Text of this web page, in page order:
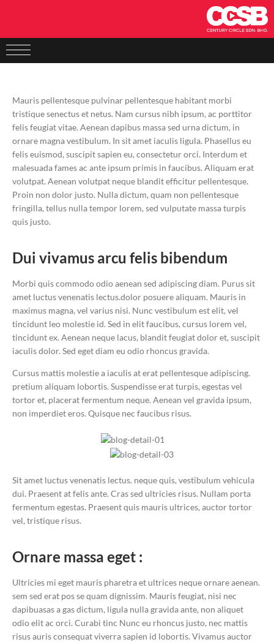
Mauris pellentesque pulvinar pellentesque habitant morbi
tristique senectus et netus. Nam cursus nibh ipsum, ac porttitor
felis feugiat vitae. Aenean dapibus massa sed urna dictum, in
ornare magna vestibulum. In sit amet iaculis ligula. Phasellus eu
felis euismod, suscipit sapien eu, consectetur orci. Interdum et
malesuada fames ac ante ipsum primis in faucibus. Aliquam erat
volutpat. Aenean volutpat neque blandit efficitur pellentesque.
Proin non dolor justo. Nulla dictum, quam non pellentesque
fringilla, tellus nulla tempor lorem, sed vulputate massa turpis
quis justo.
Dui vivamus arcu felis bibendum
Morbi quis commodo odio aenean sed adipiscing diam. Purus sit
amet luctus venenatis lectus.dolor posuere aliquam. Mauris in
maximus magna, vel varius nisi. Nunc vestibulum est elit, vel
tincidunt leo molestie id. Sed in elit faucibus, cursus lorem vel,
tincidunt ex. Aenean neque lacus, blandit feugiat dolor et, suscipit
iaculis dolor. Sed eget diam eu odio rhoncus gravida.
Cursus mattis molestie a iaculis at erat pellentesque adipiscing.
pretium aliquam lobortis. Suspendisse erat turpis, egestas vel
tortor et, placerat fermentum neque. Aenean vel gravida ipsum,
non imperdiet eros. Quisque nec faucibus risus.
Sit amet luctus venenatis lectus. neque quis, vestibulum vehicula
dui. Praesent at felis ante. Cras sed ultricies risus. Nullam porta
fermentum egestas. Praesent quis mauris ultrices, auctor tortor
vel, tristique risus.
Ornare massa eget :
Ultricies mi eget mauris pharetra et ultrices neque ornare aenean.
sem sed erat pos se quam dignissim. Mauris feugiat, nisi nec
dapibuasas a gas dictum, ligula nulla gravida ante, non aliquet
odio elit ac orci. Curabi tinc Nunc eu rhoncus justo, nec mattis
risus auris consequat viverra sapien id lobortis. Vivamus auctor